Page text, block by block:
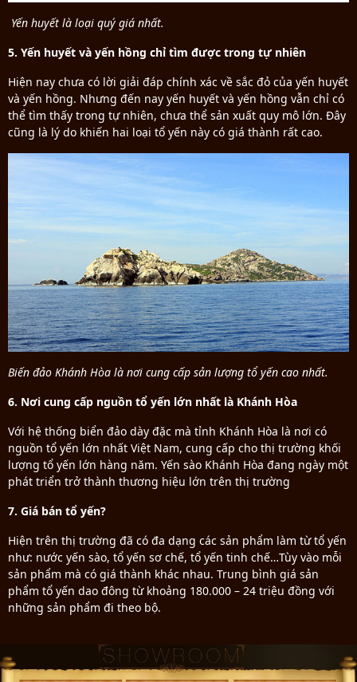
Yến huyết là loại quý giá nhất.
5. Yến huyết và yến hồng chỉ tìm được trong tự nhiên
Hiện nay chưa có lời giải đáp chính xác về sắc đỏ của yến huyết
và yến hồng. Nhưng đến nay yến huyết và yến hồng vẫn chỉ có
thể tìm thấy trong tự nhiên, chưa thể sản xuất quy mô lớn. Đây
cũng là lý do khiến hai loại tổ yến này có giá thành rất cao.
Biến đảo Khánh Hòa là nơi cung cấp sản lượng tổ yến cao nhất.
6. Nơi cung cấp nguồn tổ yến lớn nhất là Khánh Hòa
Với hệ thống biển đảo dày đặc mà tỉnh Khánh Hòa là nơi có
nguồn tổ yến lớn nhất Việt Nam, cung cấp cho thị trường khối
lượng tổ yến lớn hàng năm. Yến sào Khánh Hòa đang ngày một
phát triển trở thành thương hiệu lớn trên thị trường
7. Giá bán tổ yến?
Hiện trên thị trường đã có đa dạng các sản phẩm làm từ tổ yến
như: nước yến sào, tổ yến sơ chế, tổ yến tinh chế…Tùy vào mỗi
sản phẩm mà có giá thành khác nhau. Trung bình giá sản
phẩm tổ yến dao đông từ khoảng 180.000 – 24 triệu đồng với
những sản phẩm đi theo bộ.